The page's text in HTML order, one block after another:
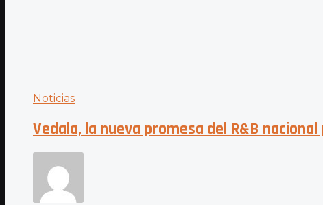
Noticias
Vedala, la nueva promesa del R&B